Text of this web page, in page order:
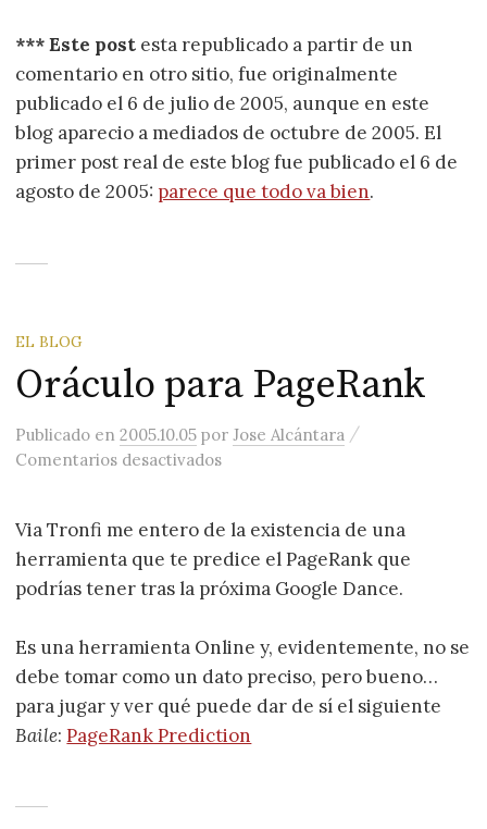
*** Este post esta republicado a partir de un
comentario en otro sitio, fue originalmente
publicado el 6 de julio de 2005, aunque en este
blog aparecio a mediados de octubre de 2005. El
primer post real de este blog fue publicado el 6 de
agosto de 2005: parece que todo va bien.
EL BLOG
Oráculo para PageRank
Publicado en2005.10.05 porJose Alcántara /
Comentarios desactivadosen Oráculo para PageRank
Via Tronfi me entero de la existencia de una
herramienta que te predice el PageRank que
podrías tener tras la próxima Google Dance.
Es una herramienta Online y, evidentemente, no se
debe tomar como un dato preciso, pero bueno…
para jugar y ver qué puede dar de sí el siguiente
Baile:PageRank Prediction